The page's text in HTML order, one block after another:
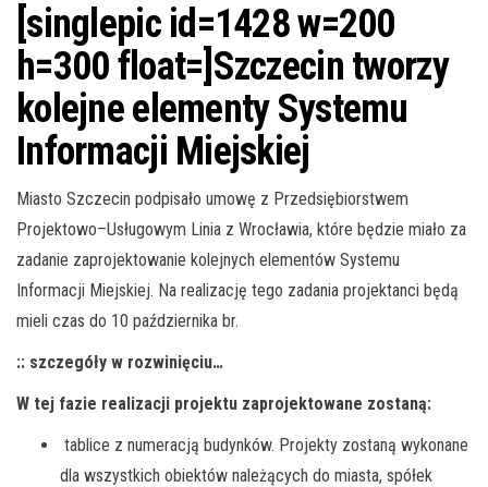
[singlepic id=1428 w=200
h=300 float=]Szczecin tworzy
kolejne elementy Systemu
Informacji Miejskiej
Miasto Szczecin podpisało umowę z Przedsiębiorstwem
Projektowo–Usługowym Linia z Wrocławia, które będzie miało za
zadanie zaprojektowanie kolejnych elementów Systemu
Informacji Miejskiej. Na realizację tego zadania projektanci będą
mieli czas do 10 października br.
:: szczegóły w rozwinięciu…
W tej fazie realizacji projektu zaprojektowane zostaną:
tablice z numeracją budynków. Projekty zostaną wykonane
dla wszystkich obiektów należących do miasta, spółek